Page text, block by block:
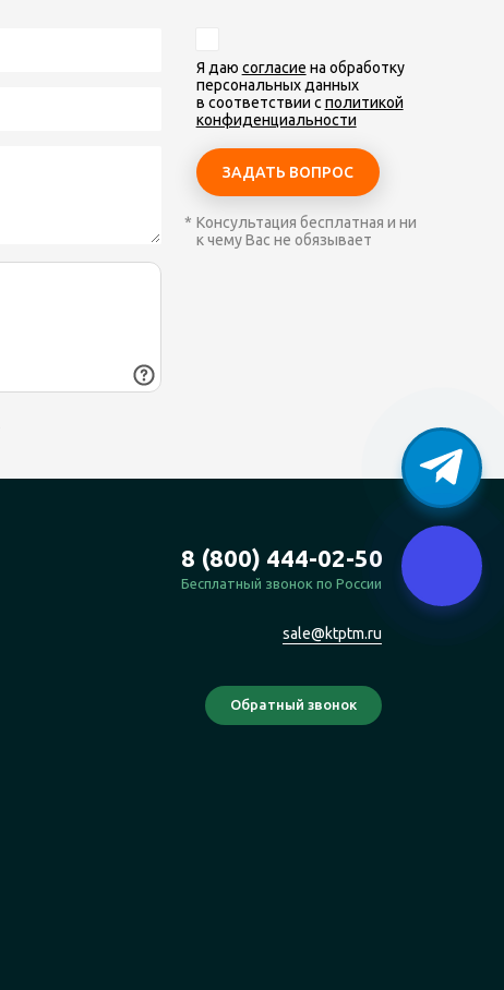
Я даю согласие на обработку
персональных данных
в соответствии с политикой
конфиденциальности
Консультация бесплатная и ни
к чему Вас не обязывает
8 (800) 444-02-50
Бесплатный звонок по России
sale@ktptm.ru